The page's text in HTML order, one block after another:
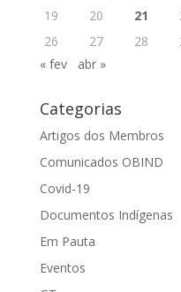
19
20 21
26
27 28
« fev
abr »
Categorias
Artigos dos Membros
Comunicados OBIND
Covid-19
Documentos Indígenas
Em Pauta
Eventos